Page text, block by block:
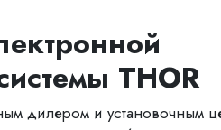
THOR
дилером и установочным